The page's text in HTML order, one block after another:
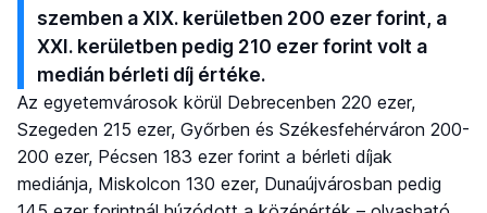
szemben a XIX. kerületben 200 ezer forint, a
XXI. kerületben pedig 210 ezer forint volt a
medián bérleti díj értéke.
Az egyetemvárosok körül Debrecenben 220 ezer,
Szegeden 215 ezer, Győrben és Székesfehérváron 200-
200 ezer, Pécsen 183 ezer forint a bérleti díjak
mediánja, Miskolcon 130 ezer, Dunaújvárosban pedig